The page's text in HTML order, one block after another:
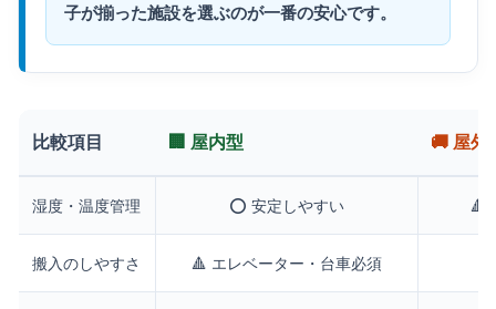
子が揃った施設を選ぶのが一番の安心です。
比較項目 🏢 屋内型 🚚 屋外
湿度・温度管理 ⭕️ 安定しやすい 🔺
搬入のしやすさ 🔺 エレベーター・台車必須